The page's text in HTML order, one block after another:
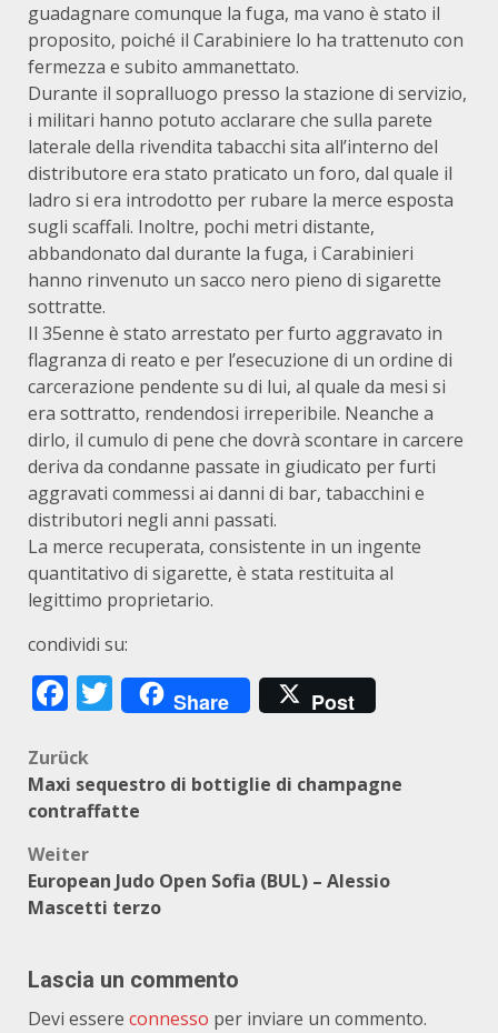
guadagnare comunque la fuga, ma vano è stato il
proposito, poiché il Carabiniere lo ha trattenuto con
fermezza e subito ammanettato.
Durante il sopralluogo presso la stazione di servizio,
i militari hanno potuto acclarare che sulla parete
laterale della rivendita tabacchi sita all’interno del
distributore era stato praticato un foro, dal quale il
ladro si era introdotto per rubare la merce esposta
sugli scaffali. Inoltre, pochi metri distante,
abbandonato dal durante la fuga, i Carabinieri
hanno rinvenuto un sacco nero pieno di sigarette
sottratte.
Il 35enne è stato arrestato per furto aggravato in
flagranza di reato e per l’esecuzione di un ordine di
carcerazione pendente su di lui, al quale da mesi si
era sottratto, rendendosi irreperibile. Neanche a
dirlo, il cumulo di pene che dovrà scontare in carcere
deriva da condanne passate in giudicato per furti
aggravati commessi ai danni di bar, tabacchini e
distributori negli anni passati.
La merce recuperata, consistente in un ingente
quantitativo di sigarette, è stata restituita al
legittimo proprietario.
condividi su:
Facebook
Twitter
Share Post
Beitragsnavigation
Zurück
Maxi sequestro di bottiglie di champagne
contraffatte
Weiter
European Judo Open Sofia (BUL) – Alessio
Mascetti terzo
Lascia un commento
Devi essere connesso per inviare un commento.